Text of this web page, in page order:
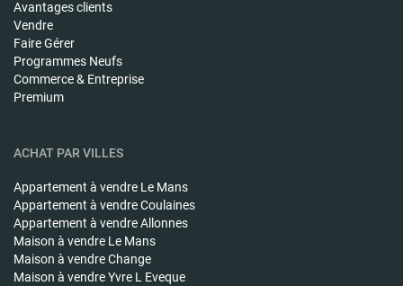
Avantages clients
Vendre
Faire Gérer
Programmes Neufs
Commerce & Entreprise
Premium
ACHAT PAR VILLES
Appartement à vendre Le Mans
Appartement à vendreCoulaines
Appartement à vendreAllonnes
Maison à vendre Le Mans
Maison à vendreChange
Maison à vendreYvre L Eveque